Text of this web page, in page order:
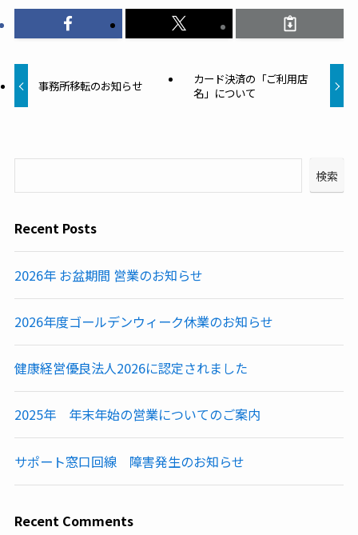
事務所移転のお知らせ
カード決済の「ご利用店
名」について
検索
Recent Posts
2026年 お盆期間 営業のお知らせ
2026年度ゴールデンウィーク休業のお知らせ
健康経営優良法人2026に認定されました
2025年 年末年始の営業についてのご案内
サポート窓口回線 障害発生のお知らせ
Recent Comments